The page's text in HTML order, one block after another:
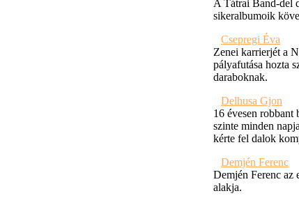
A Tátrai Band-del
sikeralbumoik
Csepregi Éva
Zenei karrierjét a
pályafutása hozta
daraboknak.
Delhusa Gjon
16 évesen
szinte minden
kérte fel dalok
Demjén Ferenc
Demjén Ferenc az
alakja.